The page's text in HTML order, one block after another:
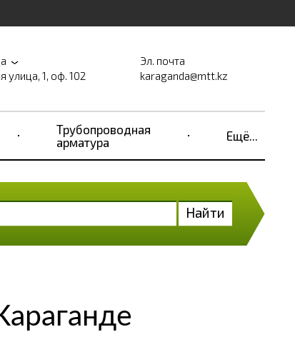
улица, 1, оф. 102
Эл. почта
karaganda@mtt.kz
Трубопроводная
арматура
Ещё...
Найти